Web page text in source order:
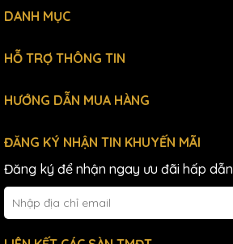
DANH MỤC
HỖ TRỢ THÔNG TIN
HƯỚNG DẪN MUA HÀNG
ĐĂNG KÝ NHẬN TIN KHUYẾN MÃI
Đăng ký để nhận ngay ưu đãi hấp dẫn